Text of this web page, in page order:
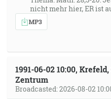
nicht mehr hier, ER ist
MP3
1991-06-02 10:00,
Zentrum
Broadcasted: 2026-08-02